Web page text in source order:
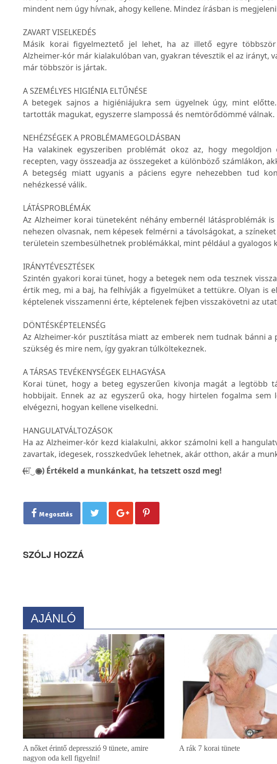
mindent nem úgy hívnak, ahogy kellene. Mindez írásban is
ZAVART VISELKEDÉS
Másik korai figyelmeztető jel lehet, ha az illető egyre
Alzheimer-kór már kialakulóban van, gyakran tévesztik el az irányt,
már többször is jártak.
A SZEMÉLYES HIGIÉNIA ELTŰNÉSE
A betegek sajnos a higiéniájukra sem ügyelnek úgy, mint
tartották magukat, egyszerre slampossá és nemtörődömmé válnak.
NEHÉZSÉGEK A PROBLÉMAMEGOLDÁSBAN
Ha valakinek egyszeriben problémát okoz az, hogy megoldjon
recepten, vagy összeadja az összegeket a különböző számlákon,
A betegség miatt ugyanis a páciens egyre nehezebben tud
nehézkessé válik.
LÁTÁSPROBLÉMÁK
Az Alzheimer korai tüneteként néhány embernél látásproblémák
nehezen olvasnak, nem képesek felmérni a távolságokat, a
területein szembesülhetnek problémákkal, mint például a gyalogos
IRÁNYTÉVESZTÉSEK
Szintén gyakori korai tünet, hogy a betegek nem oda tesznek
értik meg, mi a baj, ha felhívják a figyelmüket a tettükre. Olyan is
képtelenek visszamenni érte, képtelenek fejben visszakövetni az
DÖNTÉSKÉPTELENSÉG
Az Alzheimer-kór pusztítása miatt az emberek nem tudnak bánni a
szükség és mire nem, így gyakran túlköltekeznek.
A TÁRSAS TEVÉKENYSÉGEK ELHAGYÁSA
Korai tünet, hogy a beteg egyszerűen kivonja magát a legtöbb
hobbijait. Ennek az az egyszerű oka, hogy hirtelen fogalma
elvégezni, hogyan kellene viselkedni.
HANGULATVÁLTOZÁSOK
Ha az Alzheimer-kór kezd kialakulni, akkor számolni kell a
zavartak, idegesek, rosszkedvűek lehetnek, akár otthon, akár a
(̶◉͛‿◉̶) Értékeld a munkánkat, ha tetszett oszd meg!
Megosztás
SZÓLJ HOZZÁ
AJÁNLÓ
A nőket érintő depresszió 9 tünete, amire
nagyon oda kell figyelni!
A rák 7 korai tünete